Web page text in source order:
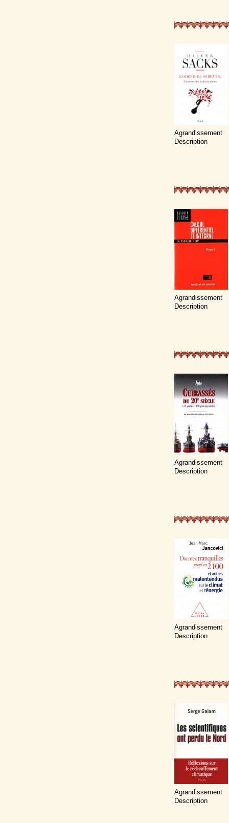
Agrandissement
Description
Agrandissement
Description
Agrandissement
Description
Agrandissement
Description
Agrandissement
Description